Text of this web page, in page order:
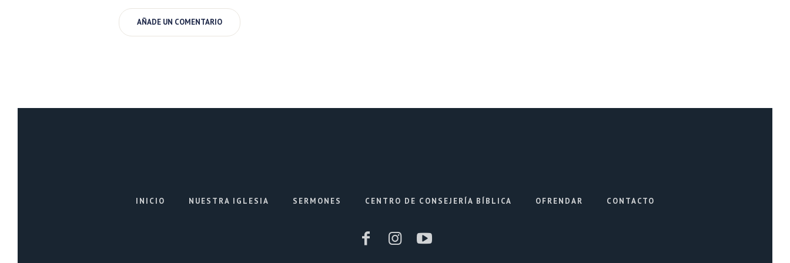
INICIO NUESTRA IGLESIA SERMONES CENTRO DE CONSEJERÍA BÍBLICA OFRENDAR CONTACTO